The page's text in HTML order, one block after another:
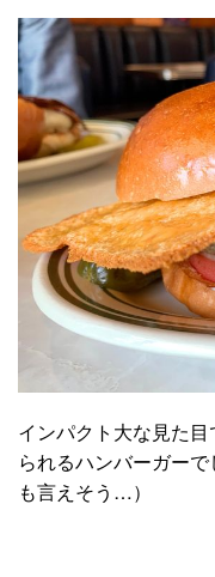
インパクト大な見た
られるハンバーガー
も言えそう…）